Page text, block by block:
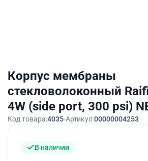
Корпус мембраны
стекловолоконный
4W (side port, 300 psi)
Код товара:4035 Артикул:00000004253
В наличии